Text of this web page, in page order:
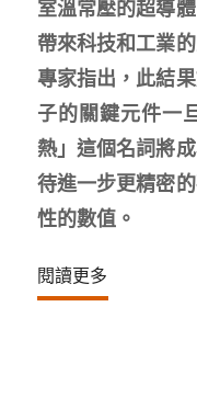
室溫常壓的超導
帶來科技和工業
專家指出，此結
子的關鍵元件一
熱」這個名詞將
待進一步更精密
性的數值。
閱讀更多